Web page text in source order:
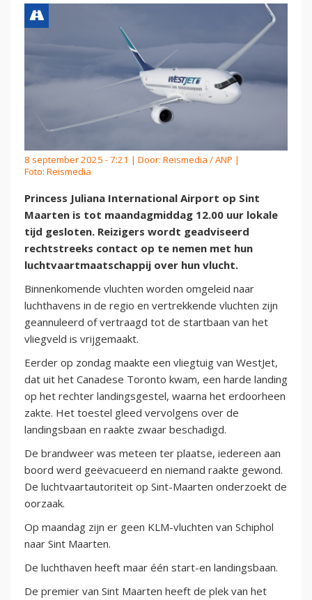
8 september 2025 - 7:21 | Door: Reismedia / ANP |
Foto: Reismedia
Princess Juliana International Airport op Sint
Maarten is tot maandagmiddag 12.00 uur lokale
tijd gesloten. Reizigers wordt geadviseerd
rechtstreeks contact op te nemen met hun
luchtvaartmaatschappij over hun vlucht.
Binnenkomende vluchten worden omgeleid naar
luchthavens in de regio en vertrekkende vluchten zijn
geannuleerd of vertraagd tot de startbaan van het
vliegveld is vrijgemaakt.
Eerder op zondag maakte een vliegtuig van WestJet,
dat uit het Canadese Toronto kwam, een harde landing
op het rechter landingsgestel, waarna het erdoorheen
zakte. Het toestel gleed vervolgens over de
landingsbaan en raakte zwaar beschadigd.
De brandweer was meteen ter plaatse, iedereen aan
boord werd geëvacueerd en niemand raakte gewond.
De luchtvaartautoriteit op Sint-Maarten onderzoekt de
oorzaak.
Op maandag zijn er geen KLM-vluchten van Schiphol
naar Sint Maarten.
De luchthaven heeft maar één start-en landingsbaan.
De premier van Sint Maarten heeft de plek van het